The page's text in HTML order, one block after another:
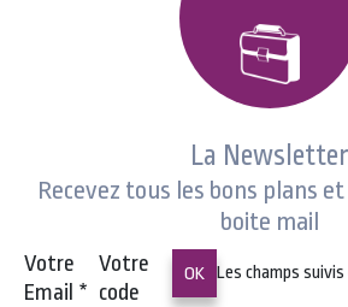
La Newsletter
Recevez tous les bons plans
boite mail
Votre
Email *
Votre
code
Les champs suivis